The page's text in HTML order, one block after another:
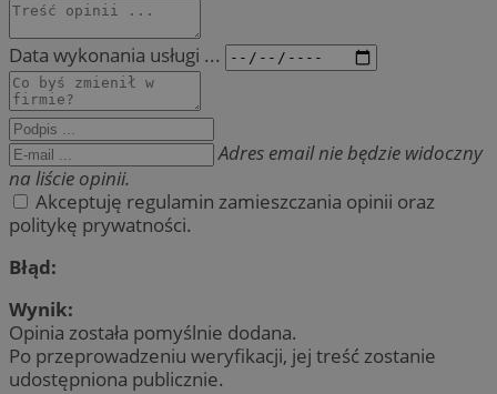
Data wykonania usługi ...
Adres email nie będzie widoczny
na liście opinii.
Akceptuję regulamin zamieszczania opinii oraz
politykę prywatności.
Błąd:
Wynik:
Opinia została pomyślnie dodana.
Po przeprowadzeniu weryfikacji, jej treść zostanie
udostępniona publicznie.